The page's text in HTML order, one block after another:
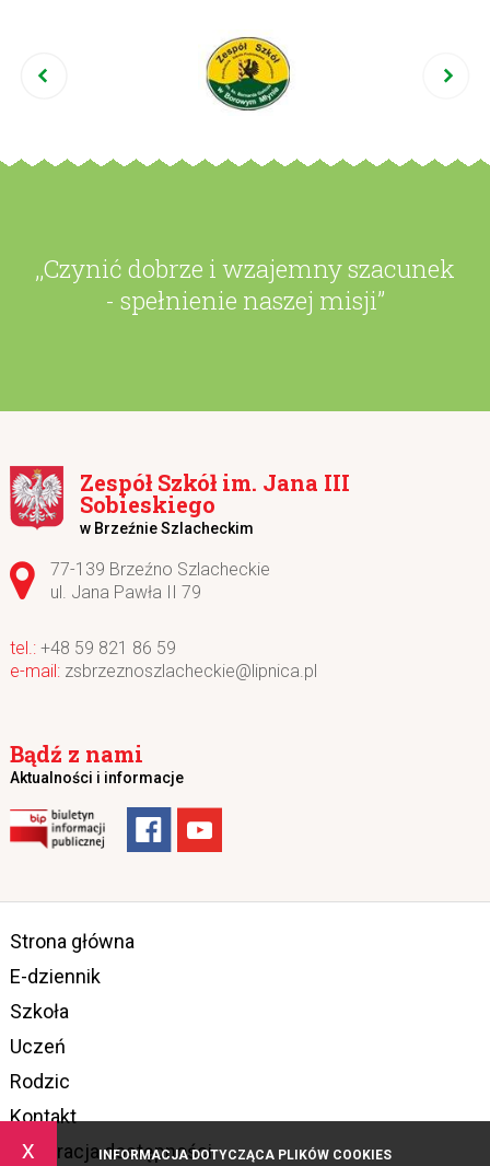
x INFORMACJA DOTYCZĄCA PLIKÓW COOKIES
,,Czynić dobrze i wzajemny szacunek
- spełnienie naszej misji”
Zespół Szkół im. Jana III
Sobieskiego
w Brzeźnie Szlacheckim
Adres pocztowy:
77-139 Brzeźno Szlacheckie
ul. Jana Pawła II 79
+48 59 821 86 59
zsbrzeznoszlacheckie@lipnica.pl
Bądź z nami
Aktualności i informacje
Strona główna
E-dziennik
Szkoła
Uczeń
Rodzic
Kontakt
Deklaracja dostępności